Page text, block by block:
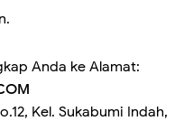
Anda ke Alamat:
Kel. Sukabumi Indah,